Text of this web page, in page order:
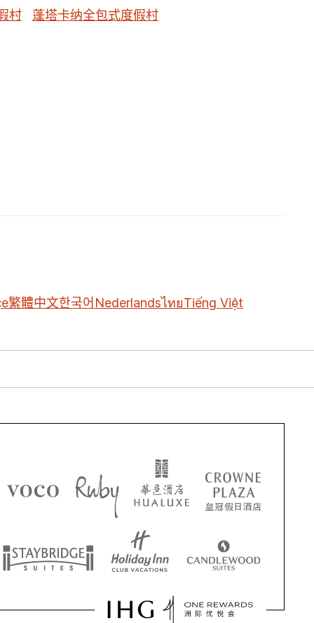
村 蓬塔卡纳全包式度假村
繁體中文한국어 NederlandsไทยTiếng Việt